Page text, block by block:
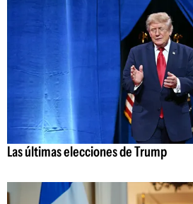
Las últimas elecciones de Trump